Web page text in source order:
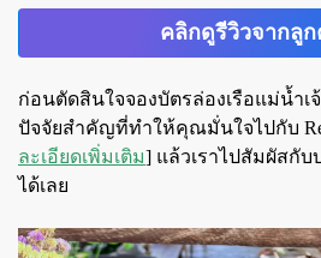
คลิกดูรีวิวจากลูก
ก่อนตัดสินใจจองบัตรล่องเรือแม่น้ำเ
ปัจจัยสำคัญที่ทำให้คุณมั่นใจไปกับ
ละเอียดเพิ่มเติม] แล้วเราไปสัมผัสกั
ได้เลย